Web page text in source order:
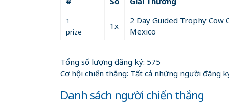
A computerized random number generating
Drawing video will posted on dscnm WEBSITE
If unforeseen circumstances create a
1
prize
1x
2 Day Guided Trophy Cow
Mexico
Tổng số lượng đăng ký: 575
Cơ hội chiến thắng: Tất cả những người đăng
Danh sách người chiến thắng